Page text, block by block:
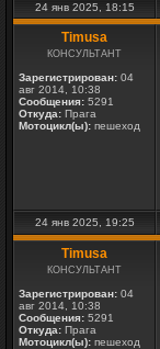
24 янв 2025, 18:15
Timusa
КОНСУЛЬТАНТ
Зарегистрирован: 04
авг 2014, 10:38
Сообщения: 5291
Откуда: Прага
Мотоцикл(ы): пешеход
24 янв 2025, 19:25
Timusa
КОНСУЛЬТАНТ
Зарегистрирован: 04
авг 2014, 10:38
Сообщения: 5291
Откуда: Прага
Мотоцикл(ы): пешеход